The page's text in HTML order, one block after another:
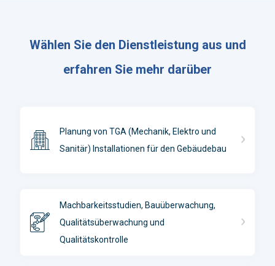
Wählen Sie den Dienstleistung aus und
erfahren Sie mehr darüber
Planung von TGA (Mechanik, Elektro und
Sanitär) Installationen für den Gebäudebau
Machbarkeitsstudien, Bauüberwachung,
Qualitätsüberwachung und
Qualitätskontrolle